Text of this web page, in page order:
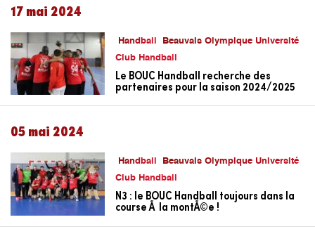
17 mai 2024
Handball
Beauvais Olympique Université
Club Handball
Le BOUC Handball recherche des
partenaires pour la saison 2024/2025
05 mai 2024
Handball
Beauvais Olympique Université
Club Handball
N3 : le BOUC Handball toujours dans la
course Ã la montÃ©e !